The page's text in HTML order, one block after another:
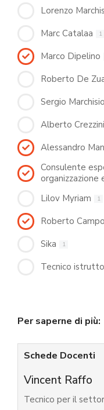
Lorenzo
Marc Catalaa 1
Marco Dipelino
Roberto De
Sergio Marchisio
Alberto
Alessandro
Consulente
organizzazione
Lilov Myriam 1
Roberto
Sika 1
Tecnico
Per saperne di più:
Schede Docenti
Vincent Raffo
Tecnico per il